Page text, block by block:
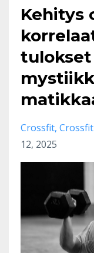
Kehitys
Crossfit
12, 2025